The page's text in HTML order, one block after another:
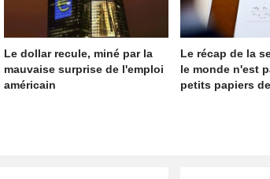
Le dollar recule, miné par la
mauvaise surprise de l'emploi
américain
Le récap de la
le monde n'est
petits papiers